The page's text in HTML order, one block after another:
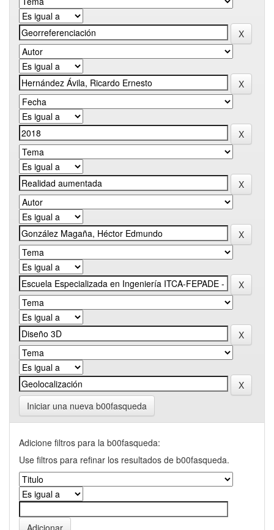
Iniciar una nueva b00fasqueda
Adicione filtros para la b00fasqueda:
Use filtros para refinar los resultados de b00fasqueda.